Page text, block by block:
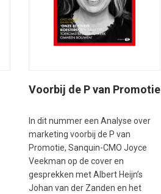
Voorbij de P van Promotie
In dit nummer een Analyse over
marketing voorbij de P van
Promotie, Sanquin-CMO Joyce
Veekman op de cover en
gesprekken met Albert Heijn’s
Johan van der Zanden en het